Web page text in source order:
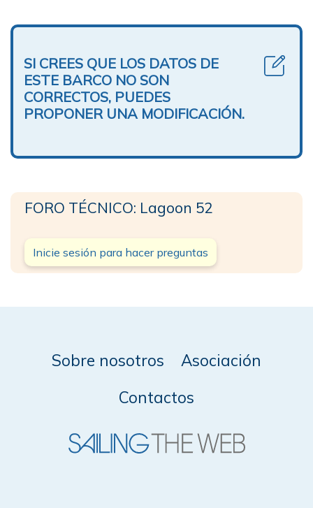
SI CREES QUE LOS DATOS DE
ESTE BARCO NO SON
CORRECTOS, PUEDES
PROPONER UNA MODIFICACIÓN.
FORO TÉCNICO: Lagoon 52
Inicie sesión para hacer preguntas
Sobre nosotros
Asociación
Contactos